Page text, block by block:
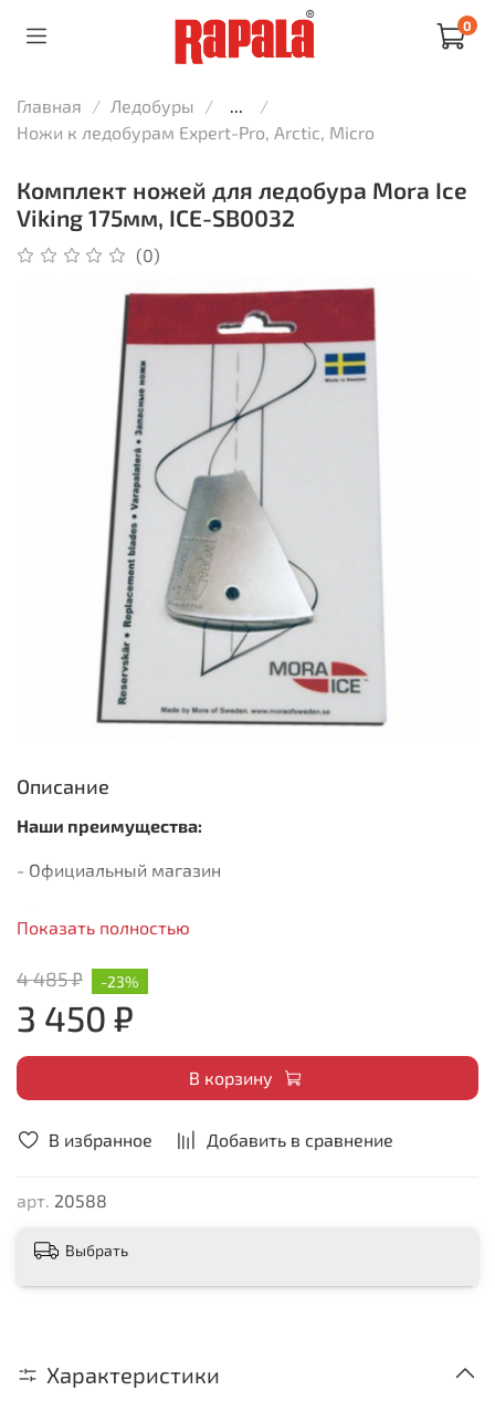
0
Главная Ледобуры
...
Ножи к ледобурам Expert-Pro, Arctic, Micro
Комплект ножей для ледобура Mora Ice
Viking 175мм, ICE-SB0032
(0)
В избранное Добавить в сравнение
арт. 20588
Описание
Наши преимущества:
- Официальный магазин
Показать полностью
4 485 ₽
3 450 ₽
-23%
В корзину
Выбрать
Характеристики